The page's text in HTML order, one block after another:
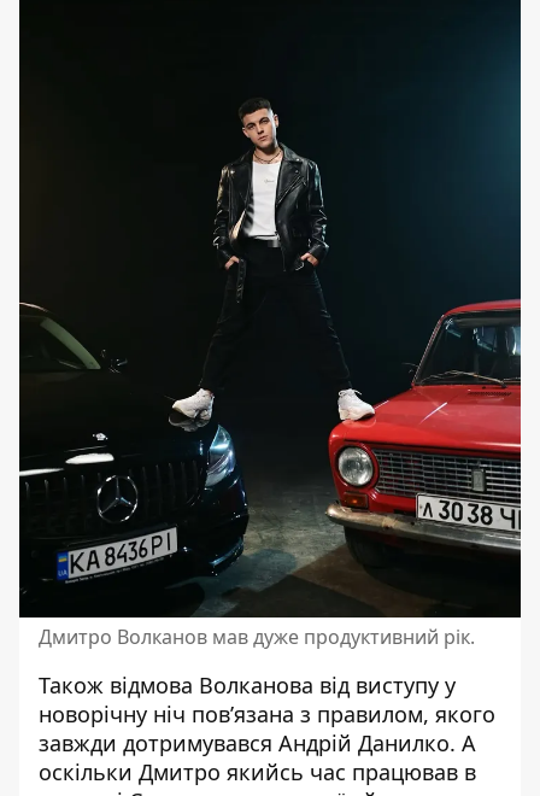
Дмитро Волканов мав дуже продуктивний рік.
Також відмова Волканова від виступу у
новорічну ніч пов’язана з правилом, якого
завжди дотримувався Андрій Данилко. А
оскільки Дмитро якийсь час працював в